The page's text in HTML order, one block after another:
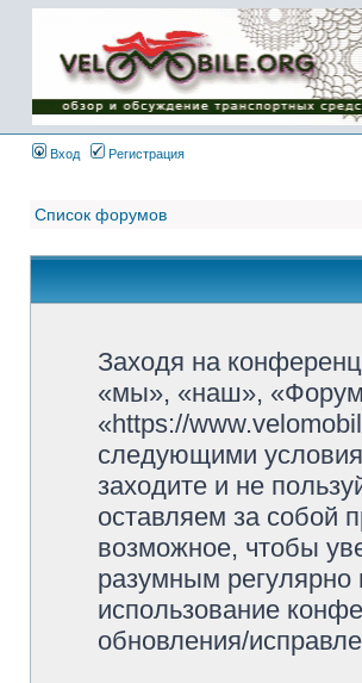
Имя пользователя:
Пароль:
{ LOG_ME_IN_SHORT
}
Вход
Регистрация
Список форумов
Заходя на
«мы», «наш»,
«https://
следующими
заходите и не
оставляем за собой
возможное, чтобы
разумным регулярно
использование
обновления/